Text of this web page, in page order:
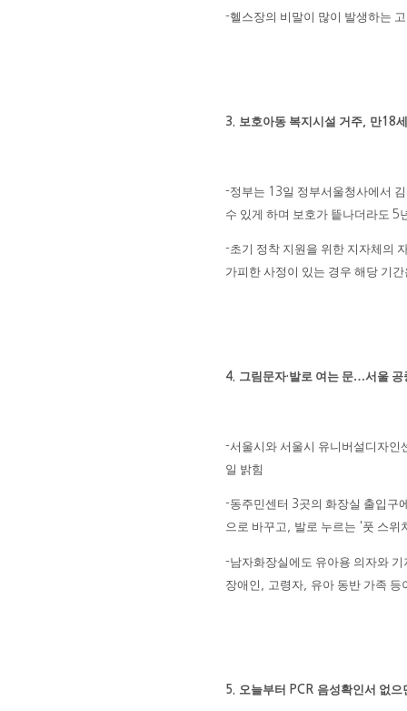
-헬스장의 비말이 많이 발생하는
3. 보호아동 복지시설 거주 만18
-정부는 13일 정부서울청사에서
수 있게 하며 보호가 띁나더라도 5
-초기 정착 지원을 위한 지자체의
가피한 사정이 있는 경우 해당 기
4. 그림문자·발로 여는 문…서울
-서울시와 서울시 유니버설디자인
일 밝힘
-동주민센터 3곳의 화장실 출입구
으로 바꾸고
발로 누르는 '풋 스위
-남자화장실에도 유아용 의자와
장애인
고령자 유아 동반 가족
5. 오늘부터 PCR 음성확인서 없으